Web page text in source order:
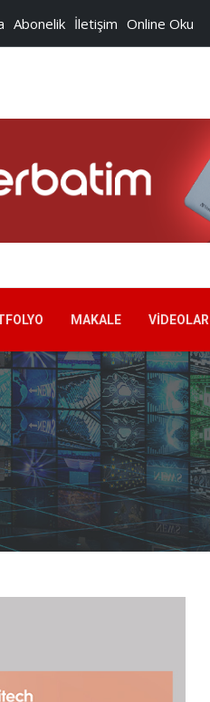
Abonelik İletişim Online Oku
MAKALE VIDEOLAR